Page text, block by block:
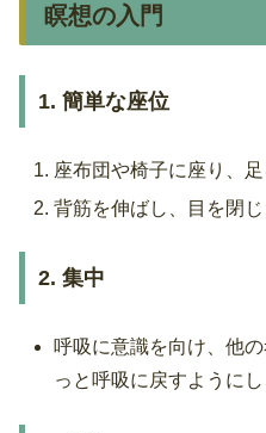
瞑想の入門
1. 簡単な座位
座布団や椅子に座り、足
背筋を伸ばし、目を閉じ
2. 集中
呼吸に意識を向け、他
っと呼吸に戻すようにし